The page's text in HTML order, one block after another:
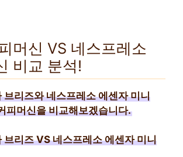
머신 VS 네스프레소
비교 분석!
브리즈와 네스프레소 에센자 미니
피머신을 비교해보겠습니다.
브리즈 VS 네스프레소 에센자 미니